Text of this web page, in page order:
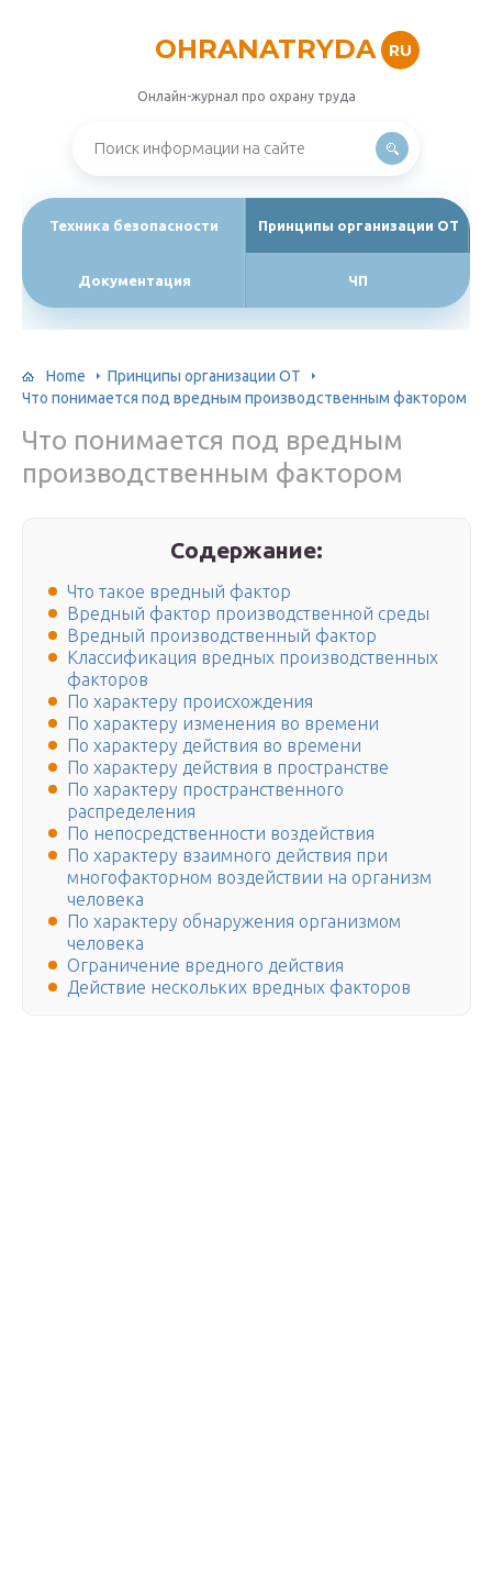
OHRANATRYDA RU
Онлайн-журнал про охрану труда
Техника безопасности Принципы организации ОТ
Документация ЧП
Home
Принципы организации ОТ
Что понимается под вредным производственным фактором
Что понимается под вредным
производственным фактором
Содержание:
Что такое вредный фактор
Вредный фактор производственной среды
Вредный производственный фактор
Классификация вредных производственных
факторов
По характеру происхождения
По характеру изменения во времени
По характеру действия во времени
По характеру действия в пространстве
По характеру пространственного
распределения
По непосредственности воздействия
По характеру взаимного действия при
многофакторном воздействии на организм
человека
По характеру обнаружения организмом
человека
Ограничение вредного действия
Действие нескольких вредных факторов